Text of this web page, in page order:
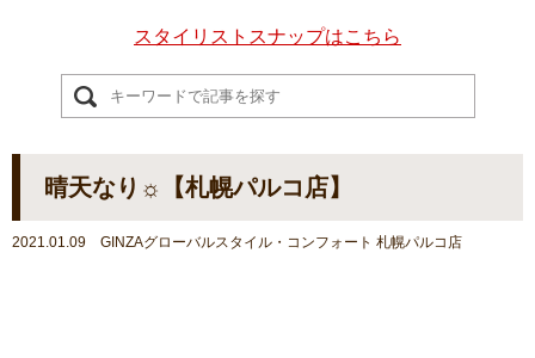
スタイリストスナップはこちら
晴天なり☼【札幌パルコ店】
2021.01.09 GINZAグローバルスタイル・コンフォート 札幌パルコ店